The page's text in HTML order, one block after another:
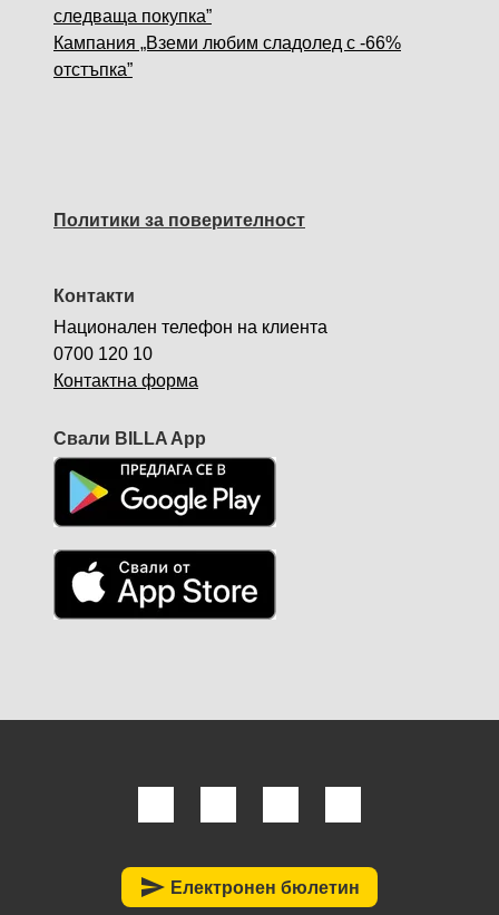
следваща покупка”
Кампания „Вземи любим сладолед с -66%
отстъпка”
Политики за поверителност
Контакти
Национален телефон на клиента
0700 120 10
Контактна форма
Свали BILLA App
send Електронен бюлетин